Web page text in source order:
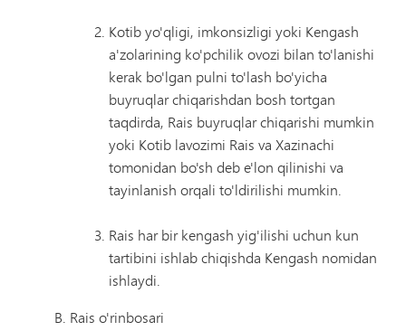
Kotib yo'qligi, imkonsizligi yoki Kengash
a'zolarining ko'pchilik ovozi bilan to'lanishi
kerak bo'lgan pulni to'lash bo'yicha
buyruqlar chiqarishdan bosh tortgan
taqdirda, Rais buyruqlar chiqarishi mumkin
yoki Kotib lavozimi Rais va Xazinachi
tomonidan bo'sh deb e'lon qilinishi va
tayinlanish orqali to'ldirilishi mumkin.
Rais har bir kengash yig'ilishi uchun kun
tartibini ishlab chiqishda Kengash nomidan
ishlaydi.
B. Rais o'rinbosari